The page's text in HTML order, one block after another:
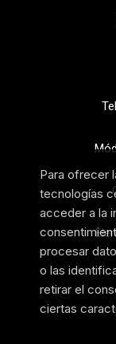
Para ofrecer
tecnologías
acceder a la
procesar
o las
retirar el
ciertas